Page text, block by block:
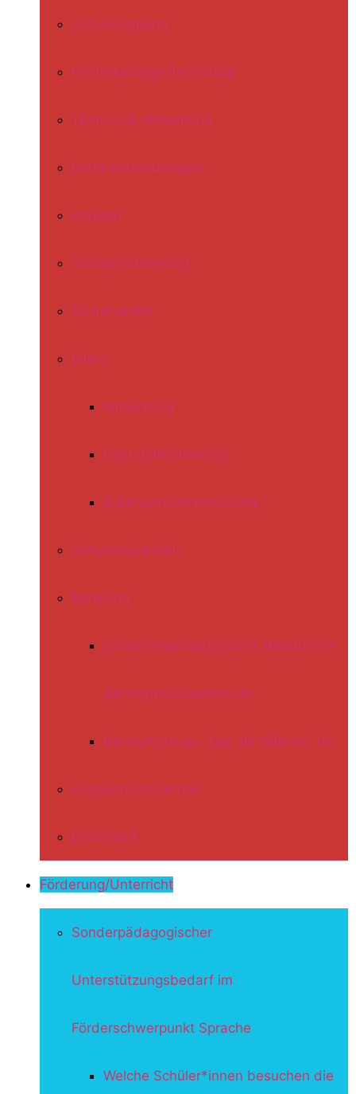
Schulrundgang
Förderkonzept der Schule
Team und Verwaltung
Rahmenstundenplan
Klassen
Schülermitwirkung
Förderverein
Eltern
Mitwirkung
ReEL-Elterntraining
Erziehungsvereinbarung
Schulsozialarbeit
Beratung
Sprachheilpädagogische Beratung in
der Regenbogenschule
Beratungstage- Tag der offenen Tür
Kooperationspartner
Download
Förderung/Unterricht
Sonderpädagogischer
Unterstützungsbedarf im
Förderschwerpunkt Sprache
Welche Schüler*innen besuchen die